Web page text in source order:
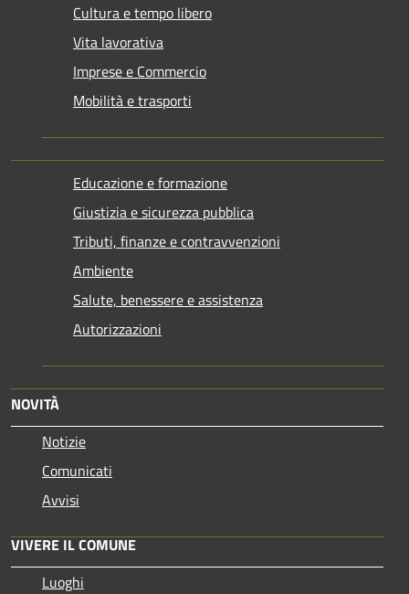
Cultura e tempo libero
Vita lavorativa
Imprese e Commercio
Mobilità e trasporti
Educazione e formazione
Giustizia e sicurezza pubblica
Tributi, finanze e contravvenzioni
Ambiente
Salute, benessere e assistenza
Autorizzazioni
NOVITÀ
Notizie
Comunicati
Avvisi
VIVERE IL COMUNE
Luoghi